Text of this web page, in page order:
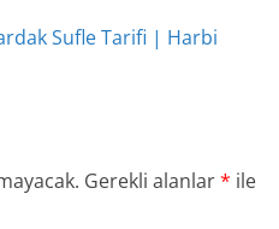
Sufle Tarifi | Harbi
Gerekli alanlar* ile